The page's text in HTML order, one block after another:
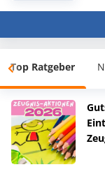
Top Ratgeber